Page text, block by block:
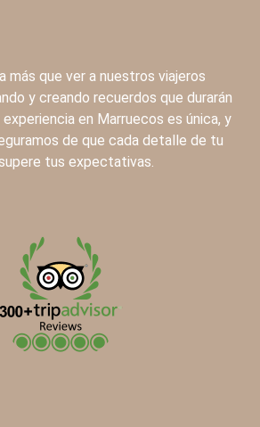
más que ver a nuestros viajeros
y creando recuerdos que durarán
en Marruecos es única, y
de que cada detalle de tu
tus expectativas.